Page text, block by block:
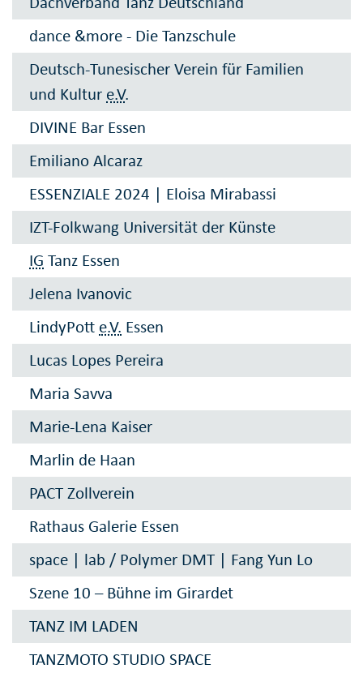
dance &more - Die Tanzschule
Deutsch-Tunesischer Verein für Familien
und Kultur e.V.
DIVINE Bar Essen
Emiliano Alcaraz
ESSENZIALE 2024 | Eloisa Mirabassi
IZT-Folkwang Universität der Künste
IG Tanz Essen
Jelena Ivanovic
LindyPott e.V. Essen
Lucas Lopes Pereira
Maria Savva
Marie-Lena Kaiser
Marlin de Haan
PACT Zollverein
Rathaus Galerie Essen
space | lab / Polymer DMT | Fang Yun Lo
Szene 10 – Bühne im Girardet
TANZ IM LADEN
TANZMOTO STUDIO SPACE